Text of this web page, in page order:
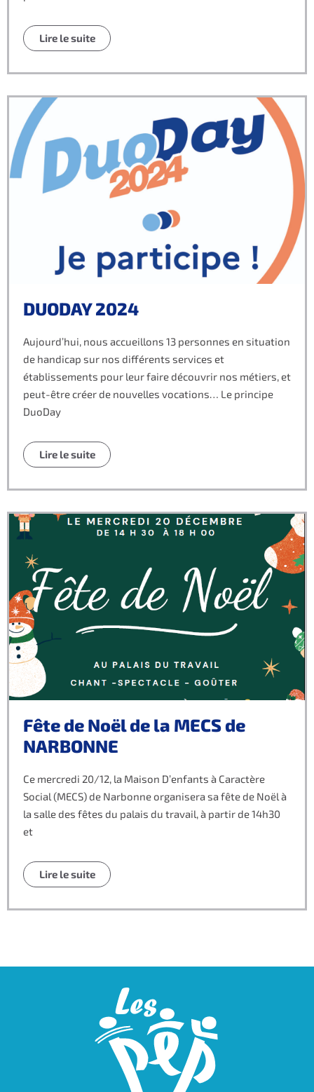
Lire le suite
DUODAY 2024
Aujourd’hui, nous accueillons 13 personnes en situation
de handicap sur nos différents services et
établissements pour leur faire découvrir nos métiers, et
peut-être créer de nouvelles vocations… Le principe
DuoDay
Lire le suite
Fête de Noël de la MECS de
NARBONNE
Ce mercredi 20/12, la Maison D’enfants à Caractère
Social (MECS) de Narbonne organisera sa fête de Noël à
la salle des fêtes du palais du travail, à partir de 14h30
et
Lire le suite